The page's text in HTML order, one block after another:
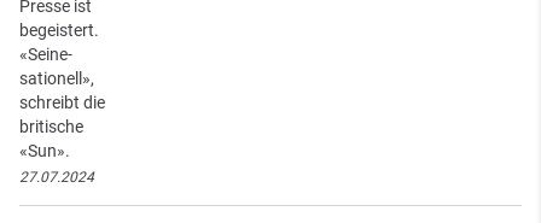
Presse ist
begeistert.
«Seine-
sationell»,
schreibt die
britische
«Sun».
27.07.2024